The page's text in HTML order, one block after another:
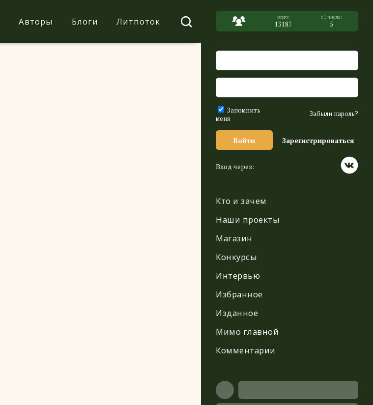
13187 5
Запомнить
меня
Забыли пароль?
Войти Зарегистрироваться
Вход через:
Кто и зачем
Наши проекты
Магазин
Конкурсы
Интервью
Избранное
Изданное
Мимо главной
Комментарии
Авторы Блоги Литпоток